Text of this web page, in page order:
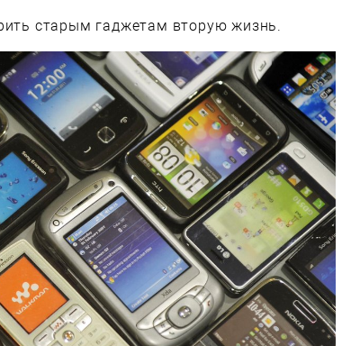
старым гаджетам вторую жизнь.